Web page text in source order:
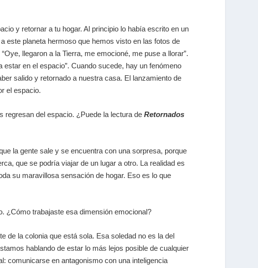
y retornar a tu hogar. Al principio lo había escrito en un
este planeta hermoso que hemos visto en las fotos de
llegaron a la Tierra, me emocioné, me puse a llorar”.
en el espacio”. Cuando sucede, hay un fenómeno
salido y retornado a nuestra casa. El lanzamiento de
el espacio.
regresan del espacio. ¿Puede la lectura de Retornados
la gente sale y se encuentra con una sorpresa, porque
que se podría viajar de un lugar a otro. La realidad es
su maravillosa sensación de hogar. Eso es lo que
¿Cómo trabajaste esa dimensión emocional?
de la colonia que está sola. Esa soledad no es la del
hablando de estar lo más lejos posible de cualquier
comunicarse en antagonismo con una inteligencia